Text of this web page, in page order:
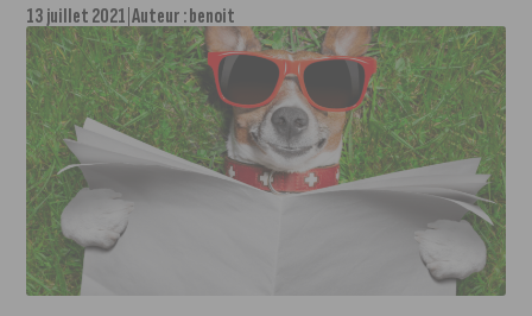
13 juillet 2021 Auteur :benoit